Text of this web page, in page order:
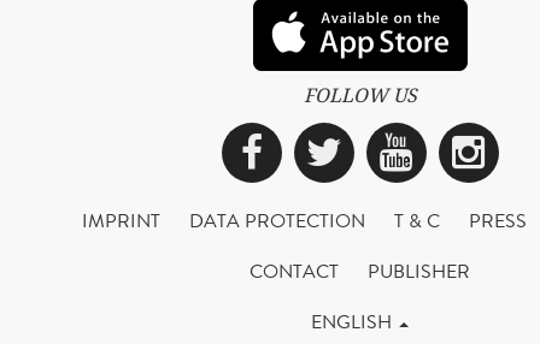
FOLLOW US
Facebook
Twitter
IMPRINT DATA PROTECTION T & C
PRESS
CONTACT
PUBLISHER
ENGLISH